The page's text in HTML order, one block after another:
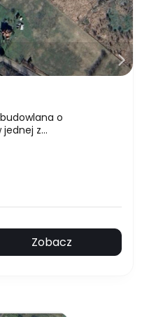
o
jednej z…
Zobacz